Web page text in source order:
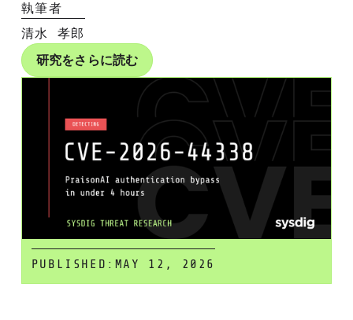
執筆者
清水 孝郎
研究をさらに読む
PUBLISHED: MAY 12, 2026